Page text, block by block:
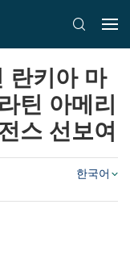
란키아 마
틴 아메리
스 선보여
한국어